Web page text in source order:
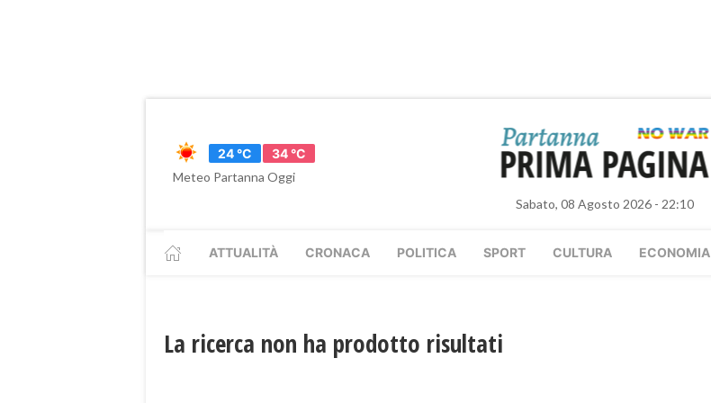
24 °C
34 °C
Meteo Partanna Oggi
Sabato, 08 Agosto 2026 - 22:10
ATTUALITÀ CRONACA POLITICA SPORT CULTURA ECONOMIA
La ricerca non ha prodotto risultati